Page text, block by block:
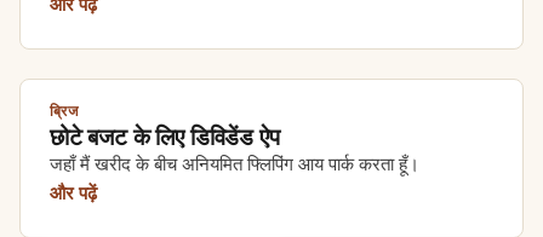
ब्रिज
छोटे बजट के लिए डिविडेंड ऐप
जहाँ मैं खरीद के बीच अनियमित फ्लिपिंग आय पार्क करता हूँ।
और पढ़ें